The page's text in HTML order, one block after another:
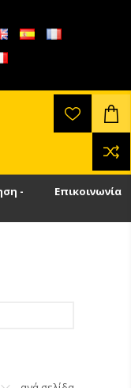
-
Επικοινωνία